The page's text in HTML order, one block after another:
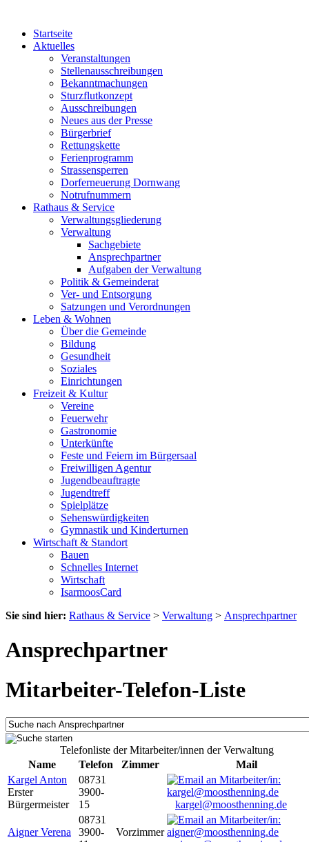
Startseite
Aktuelles
Veranstaltungen
Stellenausschreibungen
Bekanntmachungen
Sturzflutkonzept
Ausschreibungen
Neues aus der Presse
Bürgerbrief
Rettungskette
Ferienprogramm
Strassensperren
Dorferneuerung Dornwang
Notrufnummern
Rathaus & Service
Verwaltungsgliederung
Verwaltung
Sachgebiete
Ansprechpartner
Aufgaben der Verwaltung
Politik & Gemeinderat
Ver- und Entsorgung
Satzungen und Verordnungen
Leben & Wohnen
Über die Gemeinde
Bildung
Gesundheit
Soziales
Einrichtungen
Freizeit & Kultur
Vereine
Feuerwehr
Gastronomie
Unterkünfte
Feste und Feiern im Bürgersaal
Freiwilligen Agentur
Jugendbeauftragte
Jugendtreff
Spielplätze
Sehenswürdigkeiten
Gymnastik und Kinderturnen
Wirtschaft & Standort
Bauen
Schnelles Internet
Wirtschaft
IsarmoosCard
Sie sind hier: Rathaus & Service > Verwaltung > Ansprechpartner
Ansprechpartner
Mitarbeiter-Telefon-Liste
Telefonliste der Mitarbeiter/innen der Verwaltung
Name
Telefon Zimmer
Mail
Kargel Anton
Erster
Bürgermeister
08731
3900-
15
kargel@moosthenning.de
Aigner Verena
08731
3900-
Vorzimmer